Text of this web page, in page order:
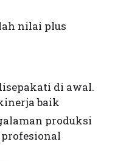
nilai plus
di awal.
baik
produksi